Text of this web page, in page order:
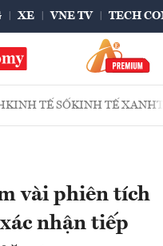
XE VNE TV TECH
KINH TẾ SỐKINH TẾ XANH
vài phiên tích
nhận tiếp